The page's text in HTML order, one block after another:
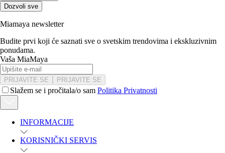
Dozvoli sve
Miamaya newsletter
Budite prvi koji će saznati sve o svetskim trendovima i ekskluzivnim
ponudama.
Vaša MiaMaya
PRIJAVITE SE PRIJAVITE SE
Slažem se i pročitala/o sam Politika Privatnosti
INFORMACIJE
KORISNIČKI SERVIS